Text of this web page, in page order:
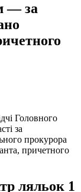
— за
Головного
за
прокурора
причетного
ляльок 1